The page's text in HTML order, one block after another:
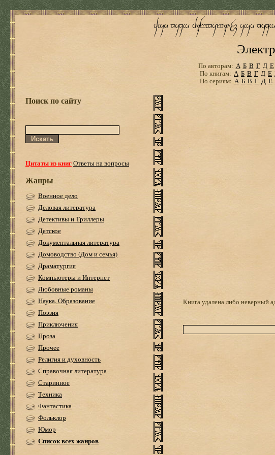
По авторам: А Б В Г Д Е
По книгам: А Б В Г Д Е
По сериям: А Б В Г Д Е
Поиск по сайту
Цитаты из книгОтветы на вопросы
Жанры
Военное дело
Деловая литература
Детективы и Триллеры
Детское
Документальная литература
Домоводство (Дом и семья)
Драматургия
Компьютеры и Интернет
Любовные романы
Наука, Образование
Поэзия
Приключения
Проза
Прочее
Религия и духовность
Справочная литература
Старинное
Техника
Фантастика
Фольклор
Юмор
Список всех жанров
Книга удалена либо неверный